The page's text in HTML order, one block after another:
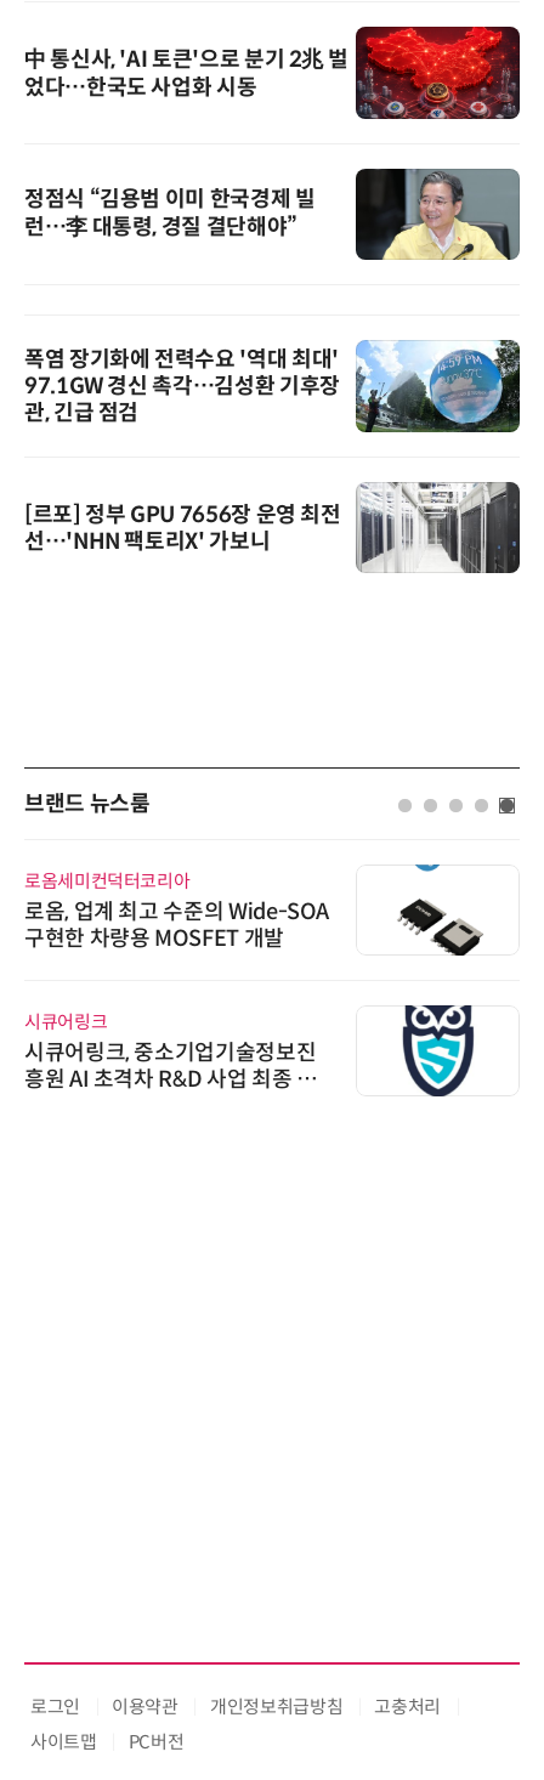
中 통신사, 'AI 토큰'으로 분기 2兆 벌
었다…한국도 사업화 시동
정점식 “김용범 이미 한국경제 빌
런…李 대통령, 경질 결단해야”
폭염 장기화에 전력수요 '역대 최대'
97.1GW 경신 촉각…김성환 기후장
관, 긴급 점검
[르포] 정부 GPU 7656장 운영 최전
선…'NHN 팩토리X' 가보니
브랜드 뉴스룸
로옴세미컨덕터코리아
로옴, 업계 최고 수준의 Wide-SOA
구현한 차량용 MOSFET 개발
시큐어링크
시큐어링크, 중소기업기술정보진
흥원 AI 초격차 R&D 사업 최종 선
로그인 이용약관 개인정보취급방침
고충처리
사이트맵
PC버전